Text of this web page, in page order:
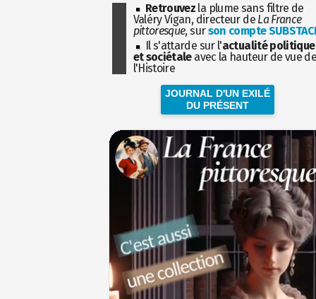
Retrouvez la plume sans filtre de
Valéry Vigan, directeur de La France
pittoresque, surson compte
Il s'attarde sur l'actualité politique
et sociétaleavec la hauteur de vue
l'Histoire
JOURNAL D'UN EXILÉ
DU PRÉSENT